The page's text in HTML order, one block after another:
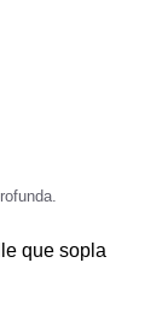
que sopla